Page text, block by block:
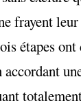
frayent
étapes